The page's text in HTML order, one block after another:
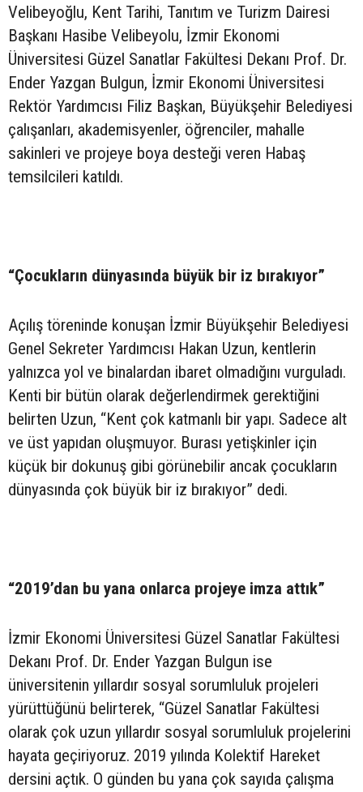
Velibeyoğlu, Kent Tarihi, Tanıtım ve Turizm Dairesi
Başkanı Hasibe Velibeyolu, İzmir Ekonomi
Üniversitesi Güzel Sanatlar Fakültesi Dekanı Prof. Dr.
Ender Yazgan Bulgun, İzmir Ekonomi Üniversitesi
Rektör Yardımcısı Filiz Başkan, Büyükşehir Belediyesi
çalışanları, akademisyenler, öğrenciler, mahalle
sakinleri ve projeye boya desteği veren Habaş
temsilcileri katıldı.
“Çocukların dünyasında büyük bir iz bırakıyor”
Açılış töreninde konuşan İzmir Büyükşehir Belediyesi
Genel Sekreter Yardımcısı Hakan Uzun, kentlerin
yalnızca yol ve binalardan ibaret olmadığını vurguladı.
Kenti bir bütün olarak değerlendirmek gerektiğini
belirten Uzun, “Kent çok katmanlı bir yapı. Sadece alt
ve üst yapıdan oluşmuyor. Burası yetişkinler için
küçük bir dokunuş gibi görünebilir ancak çocukların
dünyasında çok büyük bir iz bırakıyor” dedi.
“2019’dan bu yana onlarca projeye imza attık”
İzmir Ekonomi Üniversitesi Güzel Sanatlar Fakültesi
Dekanı Prof. Dr. Ender Yazgan Bulgun ise
üniversitenin yıllardır sosyal sorumluluk projeleri
yürüttüğünü belirterek, “Güzel Sanatlar Fakültesi
olarak çok uzun yıllardır sosyal sorumluluk projelerini
hayata geçiriyoruz. 2019 yılında Kolektif Hareket
dersini açtık. O günden bu yana çok sayıda çalışma